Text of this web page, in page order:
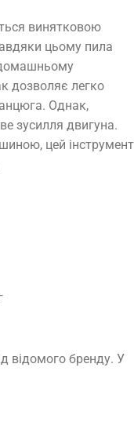
винятковою
цьому пила
дозволяє легко
Однак,
зусилля двигуна.
цей інструмент
відомого бренду. У